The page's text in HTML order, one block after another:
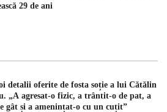
29 de ani
detalii oferite de fosta soție a lui Cătălin
„A agresat-o fizic, a trântit-o de pat, a
gât și a amenințat-o cu un cuțit”